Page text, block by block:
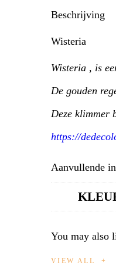
Beschrijving
Wisteria
Wisteria , is
De gouden
Deze klimmer
https://
Aanvullende
You may also
VIEW ALL